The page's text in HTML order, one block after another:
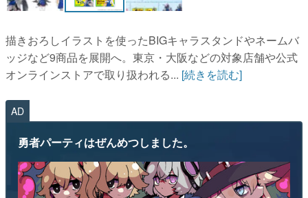
描きおろしイラストを使ったBIGキャラスタンドやネームバ
ッジなど9商品を展開へ。東京・大阪などの対象店舗や公式
オンラインストアで取り扱われる... [続きを読む]
AD
勇者パーティはぜんめつしました。